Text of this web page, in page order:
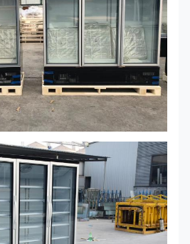
-16 /
810
1260